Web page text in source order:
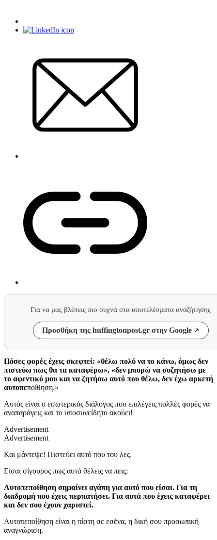
Για να μας βλέπεις πιο συχνά στα αποτελέσματα αναζήτησης
Προσθήκη της huffingtonpost.gr στην Google
Πόσες φορές έχεις σκεφτεί: «θέλω πολύ να το κάνω, όμως δεν
πιστεύω πως θα τα καταφέρω», «δεν μπορώ να συζητήσω με
το αφεντικό μου και να ζητήσω αυτό που θέλω, δεν έχω αρκετή
αυτοπεποίθηση.»
Αυτός είναι ο εσωτερικός διάλογος που επιλέγεις πολλές φορές να
αναπαράγεις και το υποσυνείδητο ακούει!
Advertisement
Advertisement
Και μάντεψε! Πιστεύει αυτό που του λες.
Είσαι σίγουρος πως αυτό θέλεις να πεις;
Αυτοπεποίθηση σημαίνει αγάπη για αυτό που είσαι. Για τη
διαδρομή που έχεις περπατήσει. Για αυτά που έχεις καταφέρει
και δεν σου έχουν χαριστεί.
Αυτοπεποίθηση είναι η πίστη σε εσένα, η δική σου προσωπική
αναγνώριση.